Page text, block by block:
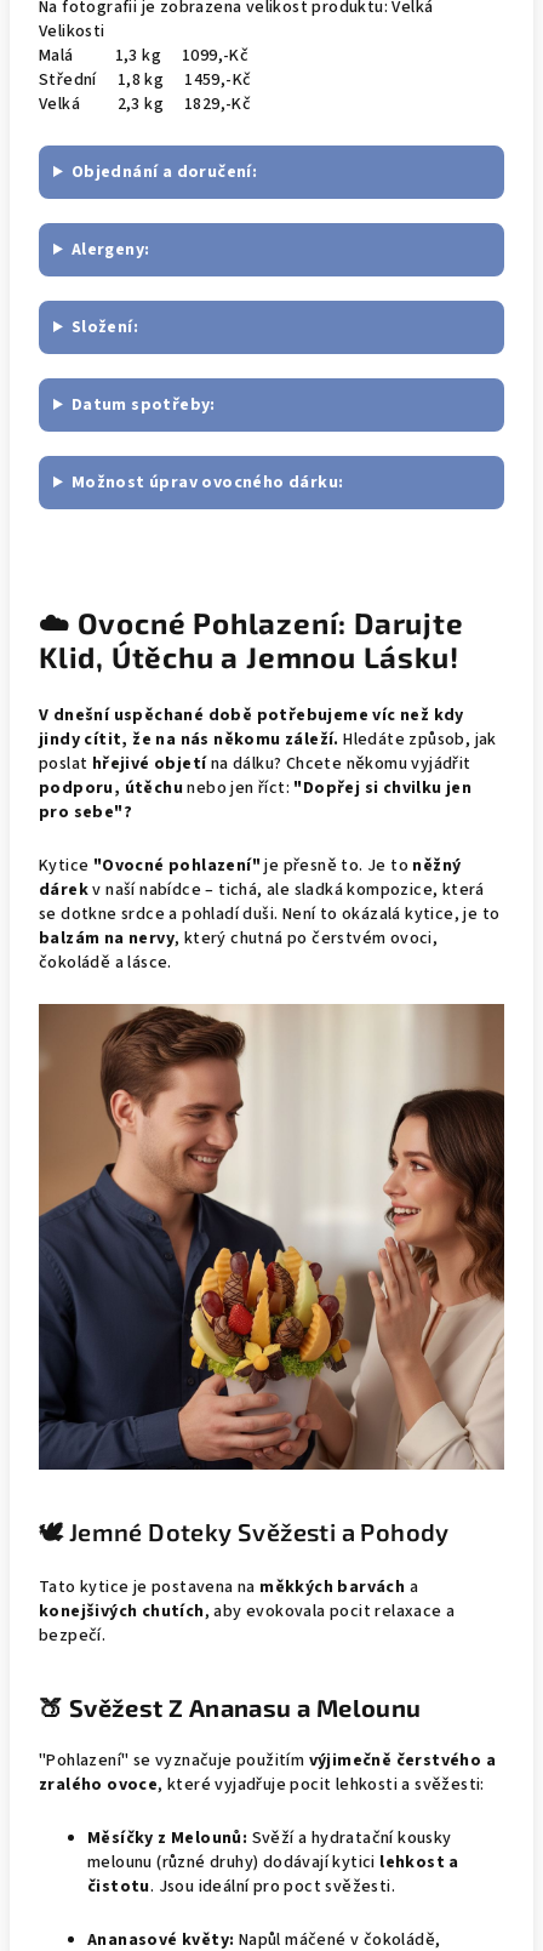
Na fotografii je zobrazena velikost produktu: Velká
Velikosti
Malá 1,3 kg 1099,-Kč
Střední 1,8 kg 1459,-Kč
Velká 2,3 kg 1829,-Kč
Objednání a doručení:
Alergeny:
Složení:
Datum spotřeby:
Možnost úprav ovocného dárku:
☁️ Ovocné Pohlazení: Darujte
Klid, Útěchu a Jemnou Lásku!
V dnešní uspěchané době potřebujeme víc než kdy
jindy cítit, že na nás někomu záleží. Hledáte způsob, jak
poslat hřejivé objetína dálku? Chcete někomu vyjádřit
podporu, útěchu nebo jen říct: "Dopřej si chvilku jen
pro sebe"?
Kytice "Ovocné pohlazení"je přesně to. Je to něžný
dárekv naší nabídce – tichá, ale sladká kompozice, která
se dotkne srdce a pohladí duši. Není to okázalá kytice, je to
balzám na nervy, který chutná po čerstvém ovoci,
čokoládě a lásce.
🕊️ Jemné Doteky Svěžesti a Pohody
Tato kytice je postavena na měkkých barvách a
konejšivých chutích, aby evokovala pocit relaxace a
bezpečí.
🍑 Svěžest Z Ananasu a Melounu
"Pohlazení" se vyznačuje použitím výjimečně čerstvého a
zralého ovoce, které vyjadřuje pocit lehkosti a svěžesti:
Měsíčky z Melounů: Svěží a hydratační kousky
melounu (různé druhy) dodávají kytici lehkost a
čistotu. Jsou ideální pro poct svěžesti.
Ananasové květy: Napůl máčené v čokoládě,